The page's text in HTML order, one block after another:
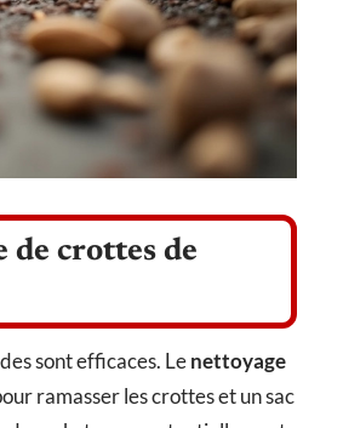
de crottes de
sont efficaces. Lenettoyage
ramasser les crottes et un sac